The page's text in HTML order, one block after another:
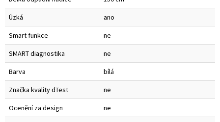
Úzká ano
Smart funkce ne
SMART diagnostika ne
Barva bílá
Značka kvality dTest ne
Ocenění za design ne